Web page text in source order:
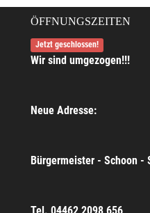
ÖFFNUNGSZEITEN
Jetzt geschlossen!
Wir sind umgezogen!!!
Neue Adresse:
Bürgermeister - Schoon -